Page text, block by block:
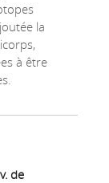
la
à être
de